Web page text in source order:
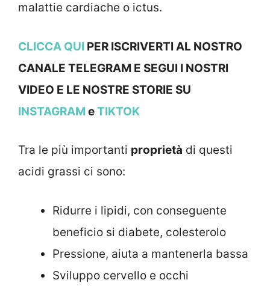
malattie cardiache o ictus.
CLICCA QUI PER ISCRIVERTI AL NOSTRO
CANALE TELEGRAM E SEGUI I NOSTRI
VIDEO E LE NOSTRE STORIE SU
INSTAGRAMeTIKTOK
Tra le più importanti proprietà di questi
acidi grassi ci sono:
Ridurre i lipidi, con conseguente
beneficio si diabete, colesterolo
Pressione, aiuta a mantenerla bassa
Sviluppo cervello e occhi